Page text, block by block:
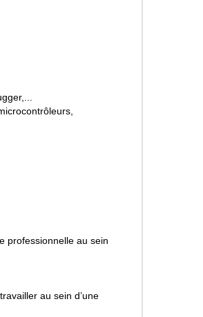
professionnelle au sein
au sein d’une